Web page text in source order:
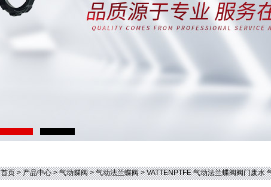
首页>产品中心>气动蝶阀>气动法兰蝶阀> VATTENPTFE 气动法兰蝶阀阀门废水